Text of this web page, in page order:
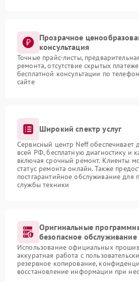
Прозрачное
консультация
Точные прайс-листы,
ремонта, отсутствие скрытых
бесплатной консультации по
сайте
Широкий спектр услуг
Сервисный центр Neff обеспечивает
всей РФ, бесплатную диагностику и
включая срочный ремонт. Клиенты
статус ремонта онлайн. Также
постгарантийное обслуживание для
службы техники
Оригинальные
безопасное
Использование официальных
аккуратная работа с
резервное копирование,
восстановление информации при